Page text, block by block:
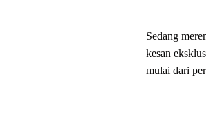
Sedang
kesan
mulai dari